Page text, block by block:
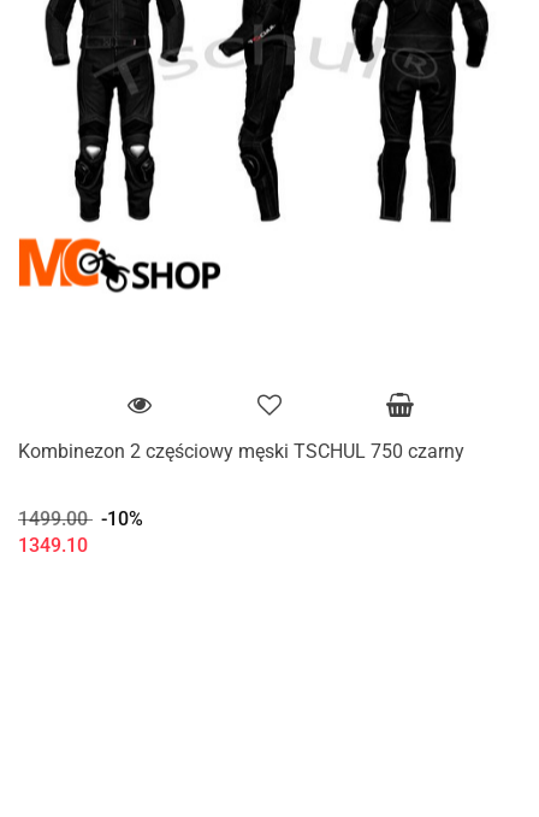
Kombinezon 2 częściowy męski TSCHUL 750 czarny
1499.00 -10%
1349.10